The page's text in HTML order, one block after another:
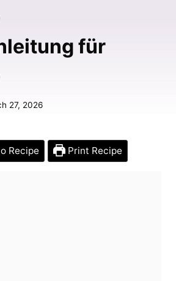
für
27, 2026
Recipe Print Recipe